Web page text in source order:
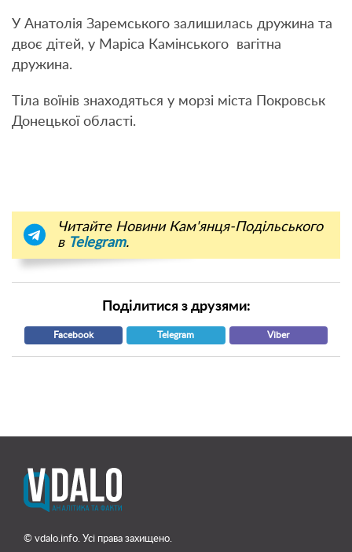
У Анатолія Заремського залишилась дружина та
двоє дітей, у Маріса Камінського вагітна
дружина.
Тіла воїнів знаходяться у морзі міста Покровськ
Донецької області.
Читайте Новини Кам'янця-Подільського
в Telegram.
Поділитися з друзями:
Facebook Telegram Viber
© vdalo.info. Усі права захищено.